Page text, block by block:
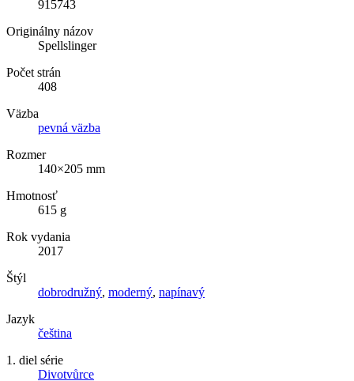
915743
Originálny názov
Spellslinger
Počet strán
408
Väzba
pevná väzba
Rozmer
140×205 mm
Hmotnosť
615 g
Rok vydania
2017
Štýl
dobrodružný, moderný, napínavý
Jazyk
čeština
1. diel série
Divotvůrce